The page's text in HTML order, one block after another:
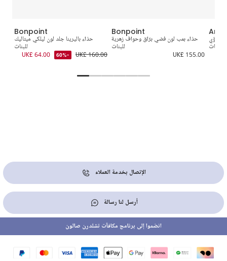
Bonpoint
حذاء باليرينا جلد لون ليلكي ميتاليك
للبنات
UK£ 160.00
-60%
UK£ 64.00
Bonpoint
حذاء بمب لون فضي برّاق وحواف زهرية
للبنات
UK£ 155.00
لؤلؤي
للبنات
الإتصال بخدمة العملاء
أرسل لنا رسالة
انضموا إلى برنامج مكافآت تشلدرن صالون